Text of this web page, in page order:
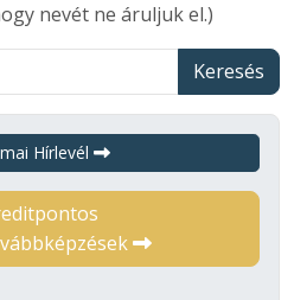
nevét ne áruljuk el.)
Keresés
Hírlevél